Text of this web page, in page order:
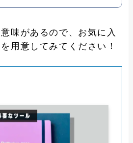
味があるので、お気に入
用意してみてください！